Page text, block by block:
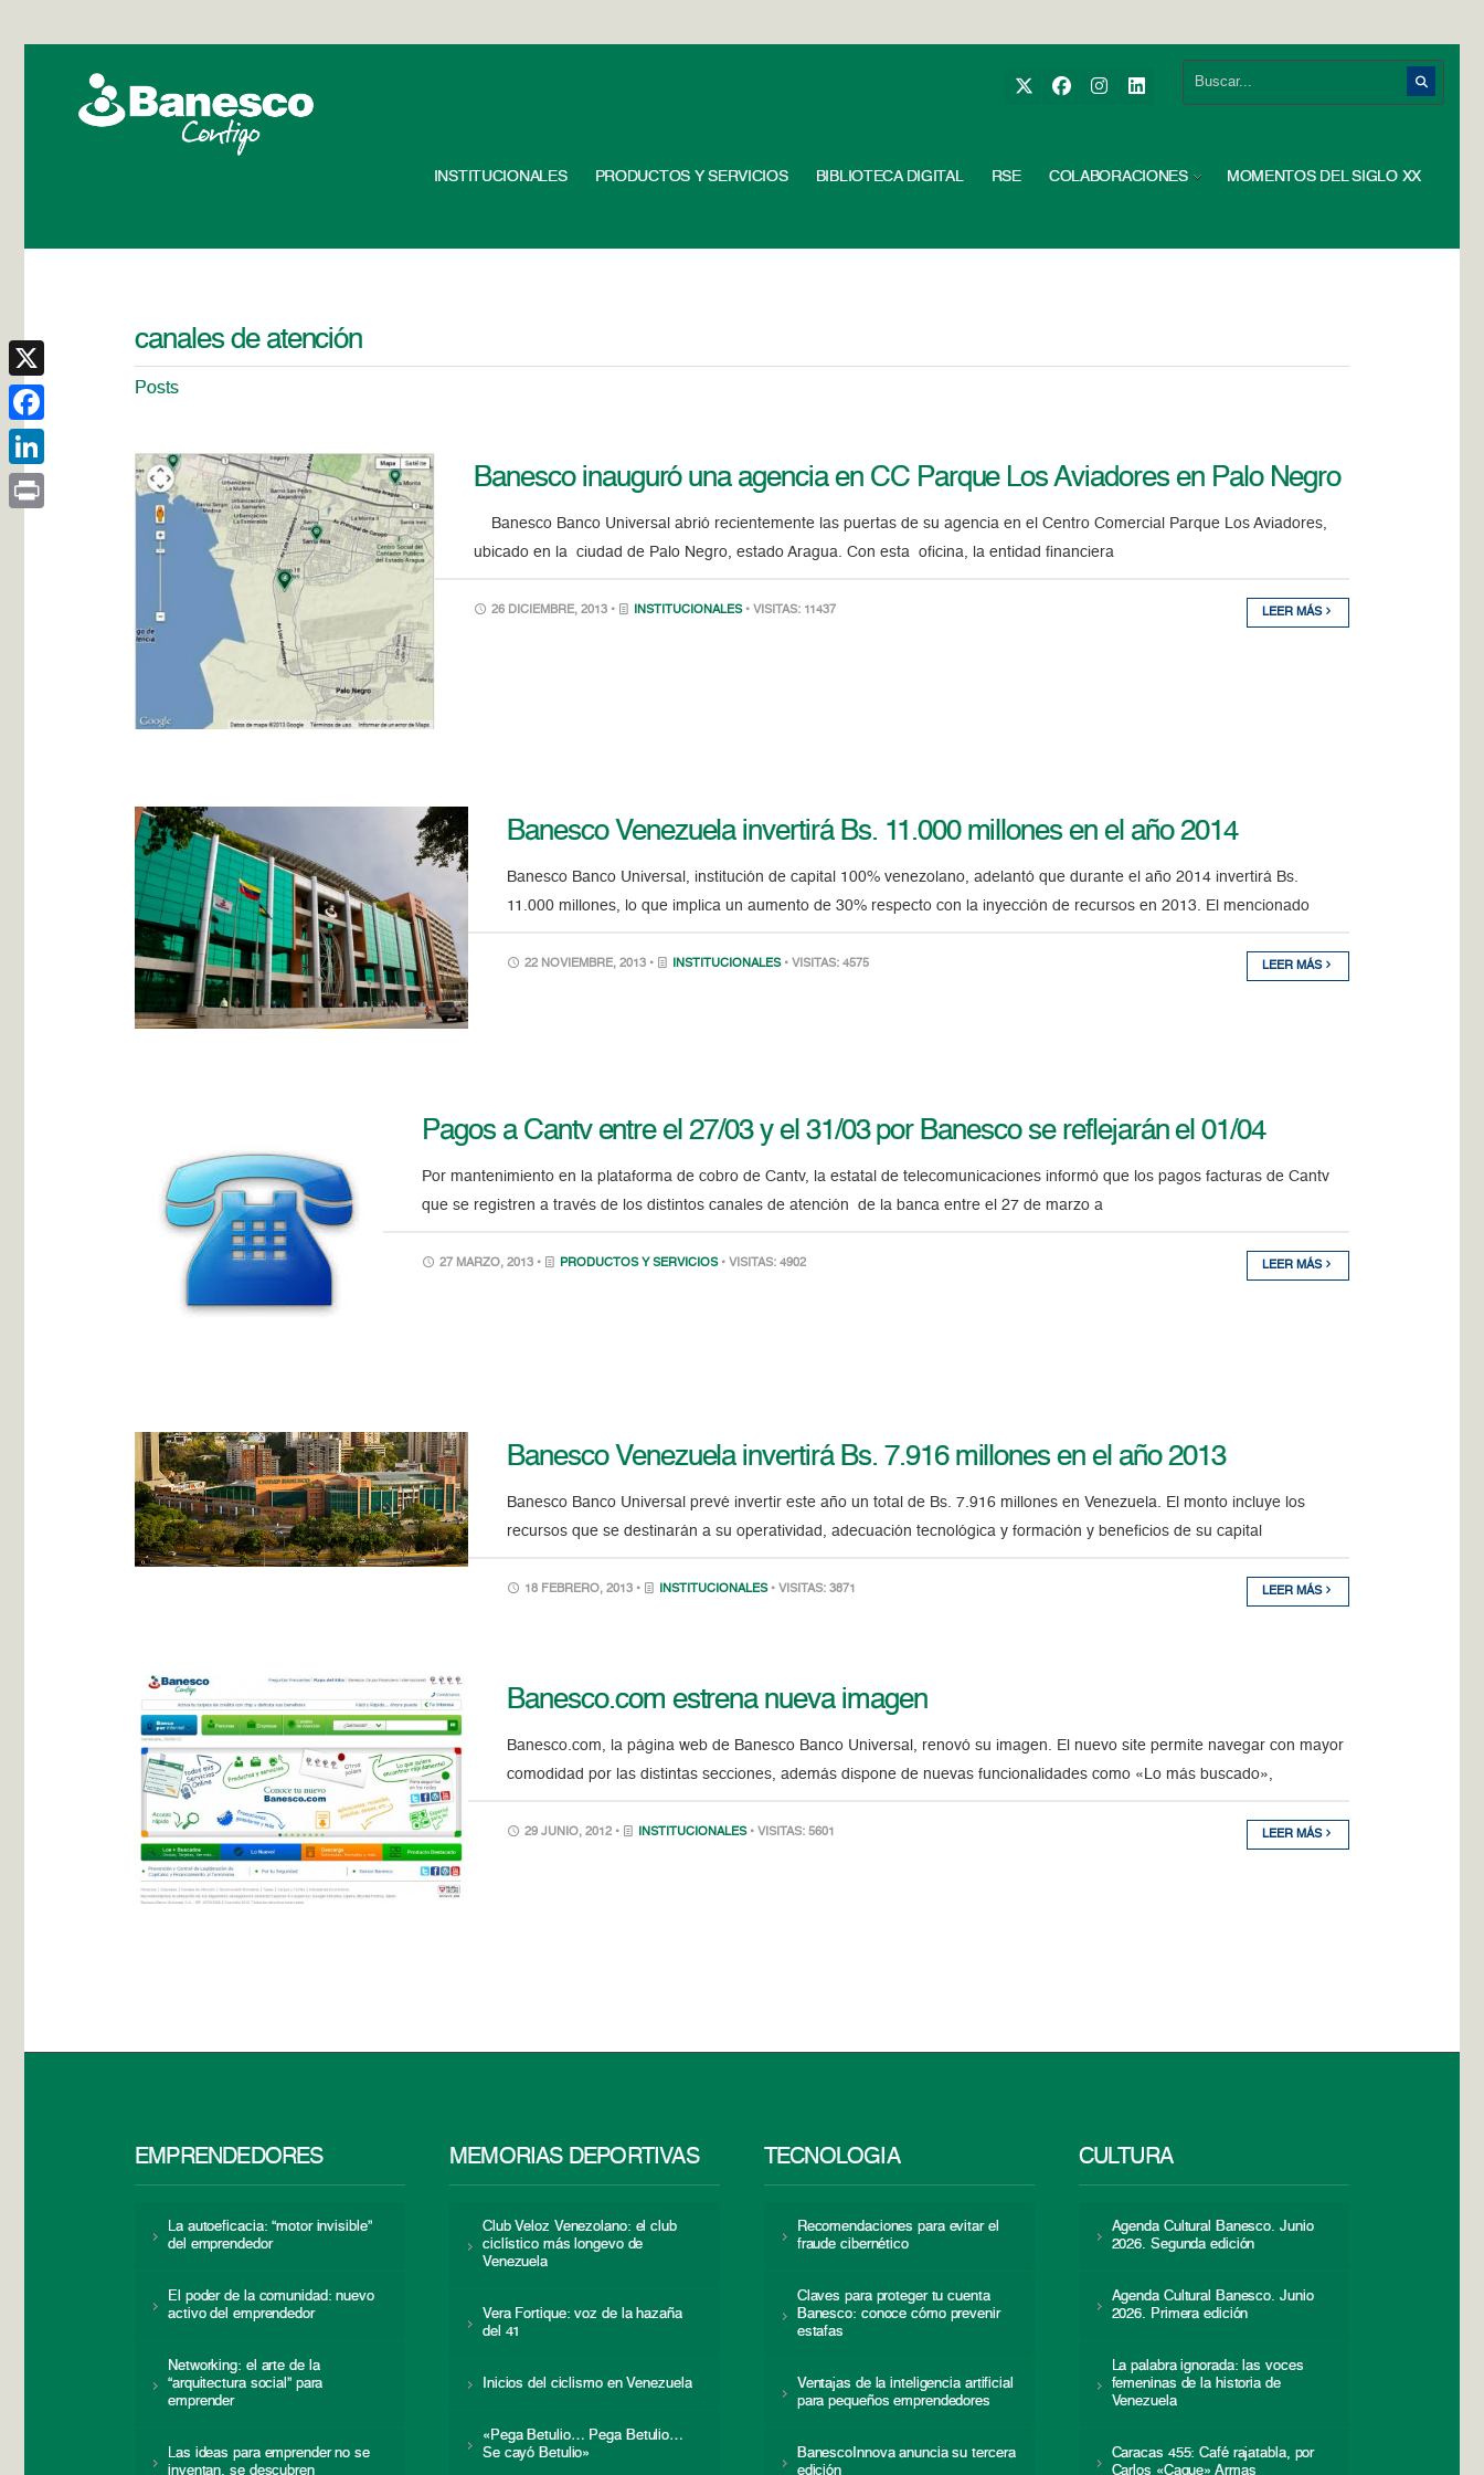
INSTITUCIONALES PRODUCTOS Y SERVICIOS BIBLIOTECA DIGITAL RSE COLABORACIONES MOMENTOS DEL SIGLO XX
canales de atención
Posts
Banesco inauguró una agencia en CC Parque Los Aviadores en Palo Negro
Banesco Banco Universal abrió recientemente las puertas de su agencia en el Centro Comercial Parque Los Aviadores,
ubicado en la ciudad de Palo Negro, estado Aragua. Con esta oficina, la entidad financiera
26 DICIEMBRE, 2013 • INSTITUCIONALES • VISITAS: 11437 LEER MÁS
Banesco Venezuela invertirá Bs. 11.000 millones en el año 2014
Banesco Banco Universal, institución de capital 100% venezolano, adelantó que durante el año 2014 invertirá Bs.
11.000 millones, lo que implica un aumento de 30% respecto con la inyección de recursos en 2013. El mencionado
22 NOVIEMBRE, 2013 • INSTITUCIONALES • VISITAS: 4575 LEER MÁS
Pagos a Cantv entre el 27/03 y el 31/03 por Banesco se reflejarán el 01/04
Por mantenimiento en la plataforma de cobro de Cantv, la estatal de telecomunicaciones informó que los pagos facturas de Cantv
que se registren a través de los distintos canales de atención de la banca entre el 27 de marzo a
27 MARZO, 2013 • PRODUCTOS Y SERVICIOS • VISITAS: 4902 LEER MÁS
Banesco Venezuela invertirá Bs. 7.916 millones en el año 2013
Banesco Banco Universal prevé invertir este año un total de Bs. 7.916 millones en Venezuela. El monto incluye los
recursos que se destinarán a su operatividad, adecuación tecnológica y formación y beneficios de su capital
18 FEBRERO, 2013 • INSTITUCIONALES • VISITAS: 3871 LEER MÁS
Banesco.com estrena nueva imagen
Banesco.com, la página web de Banesco Banco Universal, renovó su imagen. El nuevo site permite navegar con mayor
comodidad por las distintas secciones, además dispone de nuevas funcionalidades como «Lo más buscado»,
29 JUNIO, 2012 • INSTITUCIONALES • VISITAS: 5601 LEER MÁS
EMPRENDEDORES
La autoeficacia: “motor invisible”
del emprendedor
El poder de la comunidad: nuevo
activo del emprendedor
Networking: el arte de la
“arquitectura social” para
emprender
Las ideas para emprender no se
inventan, se descubren
MEMORIAS DEPORTIVAS
Club Veloz Venezolano: el club
ciclístico más longevo de
Venezuela
Vera Fortique: voz de la hazaña
del 41
Inicios del ciclismo en Venezuela
«Pega Betulio… Pega Betulio…
Se cayó Betulio»
TECNOLOGÍA
Recomendaciones para evitar el
fraude cibernético
Claves para proteger tu cuenta
Banesco: conoce cómo prevenir
estafas
Ventajas de la inteligencia artificial
para pequeños emprendedores
BanescoInnova anuncia su tercera
edición
CULTURA
Agenda Cultural Banesco. Junio
2026. Segunda edición
Agenda Cultural Banesco. Junio
2026. Primera edición
La palabra ignorada: las voces
femeninas de la historia de
Venezuela
Caracas 455: Café rajatabla, por
Carlos «Caque» Armas
X
Facebook
LinkedIn